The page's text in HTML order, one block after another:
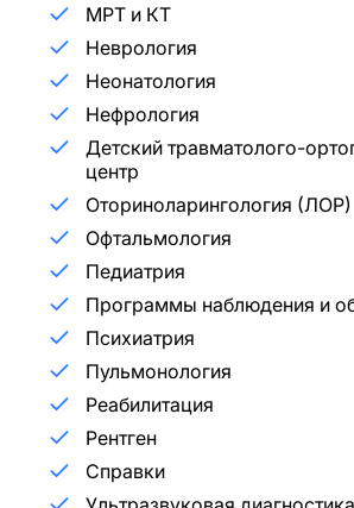
МРТ и КТ
Неврология
Неонатология
Нефрология
Детский травматолого-
центр
Оториноларингология (ЛОР)
Офтальмология
Педиатрия
Программы наблюдения и
Психиатрия
Пульмонология
Реабилитация
Рентген
Справки